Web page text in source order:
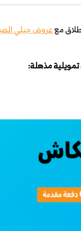
مععروض جيلي
مذهلة: